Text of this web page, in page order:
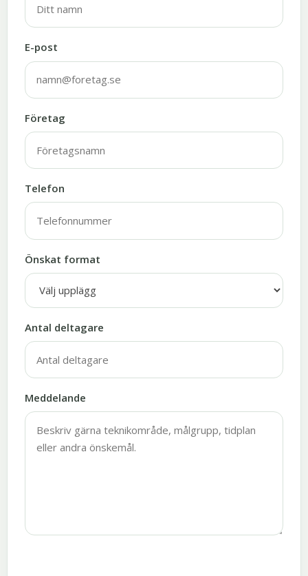
E-post
Företag
Telefon
Önskat format
Antal deltagare
Meddelande